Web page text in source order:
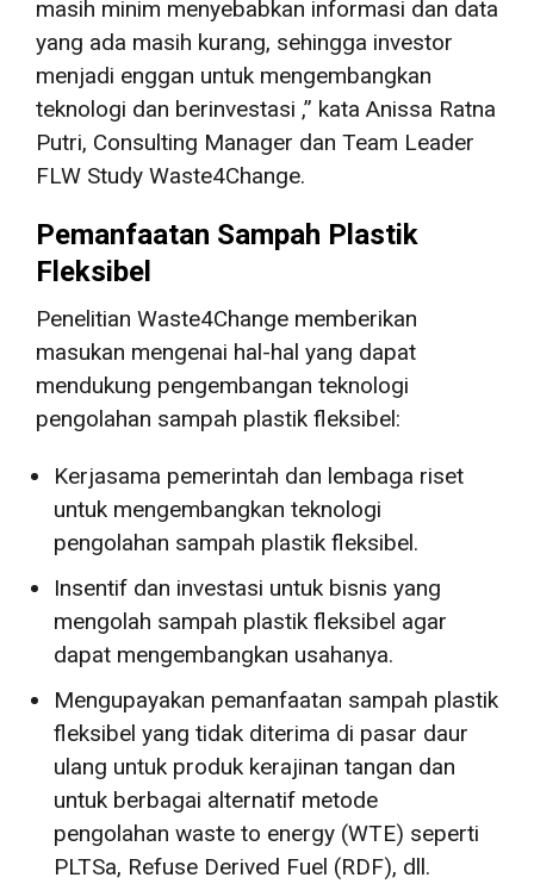
masih minim menyebabkan informasi dan data
yang ada masih kurang, sehingga investor
menjadi enggan untuk mengembangkan
teknologi dan berinvestasi ,” kata Anissa Ratna
Putri, Consulting Manager dan Team Leader
FLW Study Waste4Change.
Pemanfaatan Sampah Plastik
Fleksibel
Penelitian Waste4Change memberikan
masukan mengenai hal-hal yang dapat
mendukung pengembangan teknologi
pengolahan sampah plastik fleksibel:
Kerjasama pemerintah dan lembaga riset
untuk mengembangkan teknologi
pengolahan sampah plastik fleksibel.
Insentif dan investasi untuk bisnis yang
mengolah sampah plastik fleksibel agar
dapat mengembangkan usahanya.
Mengupayakan pemanfaatan sampah plastik
fleksibel yang tidak diterima di pasar daur
ulang untuk produk kerajinan tangan dan
untuk berbagai alternatif metode
pengolahan waste to energy (WTE) seperti
PLTSa, Refuse Derived Fuel (RDF), dll.